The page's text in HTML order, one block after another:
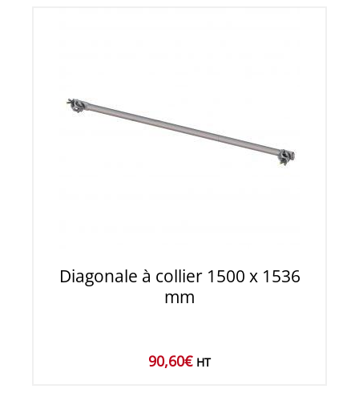
Diagonale à collier 1500 x 1536
mm
90,60€ HT